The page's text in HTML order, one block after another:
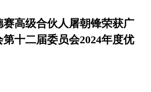
高级合伙人屠朝锋荣获广
十二届委员会2024年度优